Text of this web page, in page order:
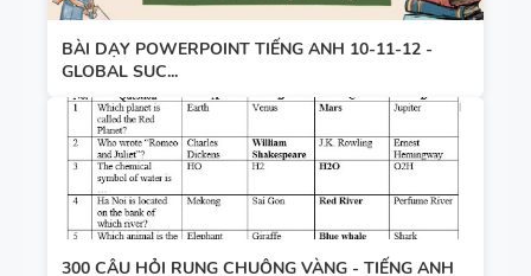
BÀI DẠY POWERPOINT TIẾNG ANH 10-11-12 -
GLOBAL SUC...
300 CÂU HỎI RUNG CHUÔNG VÀNG - TIẾNG ANH